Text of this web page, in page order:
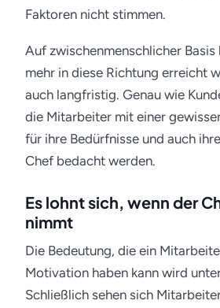
Faktoren nicht stimmen.
Auf zwischenmenschlicher Basis
mehr in diese Richtung erreicht
auch langfristig. Genau wie
die Mitarbeiter mit einer
für ihre Bedürfnisse und auch
Chef bedacht werden.
Es lohnt sich, wenn der
nimmt
Die Bedeutung, die ein
Motivation haben kann wird
Schließlich sehen sich